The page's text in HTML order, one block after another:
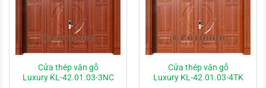
Cửa thép vân gỗ
Luxury KL-42.01.03-3NC
Cửa thép vân gỗ
Luxury KL-42.01.03-4TK